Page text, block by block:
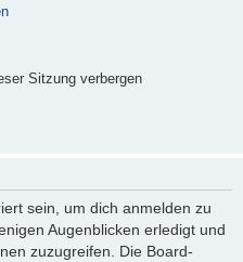
Sitzung verbergen
sein, um dich anmelden zu
Augenblicken erledigt und
zuzugreifen. Die Board-